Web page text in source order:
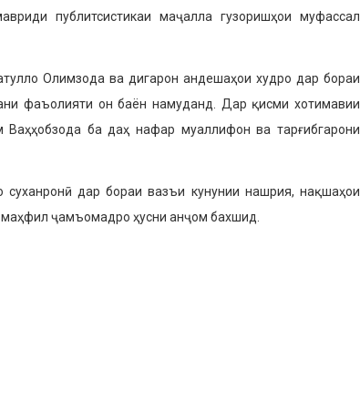
публитсистикаи маҷалла гузоришҳои муфассал
Олимзода ва дигарон андешаҳои худро дар бораи
фаъолияти он баён намуданд. Дар қисми хотимавии
ба даҳ нафар муаллифон ва тарғибгарони
дар бораи вазъи кунунии нашрия, нақшаҳои
ҷамъомадро ҳусни анҷом бахшид.